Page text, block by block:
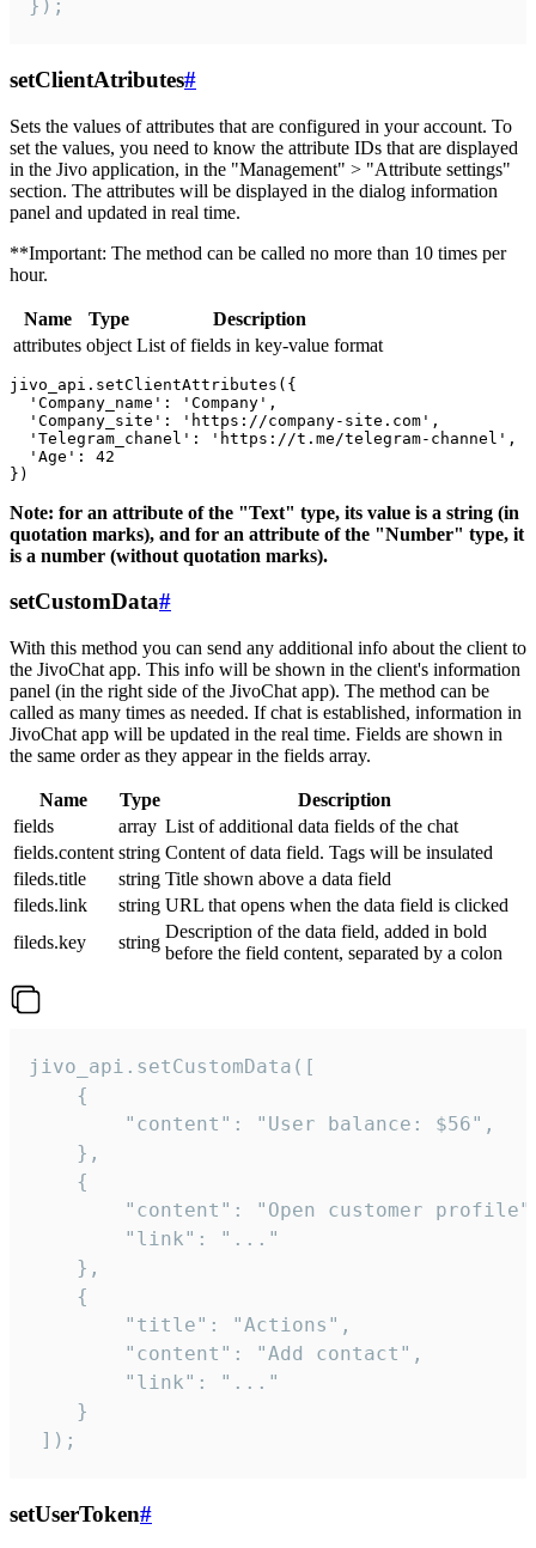
});
setClientAtributes#
Sets the values ​​of attributes that are configured in your account. To
set the values, you need to know the attribute IDs that are displayed
in the Jivo application, in the "Management" > "Attribute settings"
section. The attributes will be displayed in the dialog information
panel and updated in real time.
**Important: The method can be called no more than 10 times per
hour.
Name Type
Description
attributes object List of fields in key-value format
jivo_api.setClientAttributes({
  'Company_name': 'Company',
  'Company_site': 'https://company-site.com',
  'Telegram_chanel': 'https://t.me/telegram-channel',
  'Age': 42
Note: for an attribute of the "Text" type, its value is a string (in
quotation marks), and for an attribute of the "Number" type, it
is a number (without quotation marks).
setCustomData#
With this method you can send any additional info about the client to
the JivoChat app. This info will be shown in the client's information
panel (in the right side of the JivoChat app). The method can be
called as many times as needed. If chat is established, information in
JivoChat app will be updated in the real time. Fields are shown in
the same order as they appear in the fields array.
Name Type
Description
fields
array List of additional data fields of the chat
fields.content string Content of data field. Tags will be insulated
fileds.title
string Title shown above a data field
fileds.link
string URL that opens when the data field is clicked
fileds.key
string
Description of the data field, added in bold
before the field content, separated by a colon
jivo_api.setCustomData([
    {
        "content": "User balance: $56",
    },
    {
"content": "Open customer
        "link": "..."
    },
    {
        "title": "Actions",
        "content": "Add contact",
        "link": "..."
    }
]);
setUserToken#